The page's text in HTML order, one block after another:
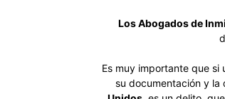
Los Abogados de
Es muy importante que si
su documentación y la